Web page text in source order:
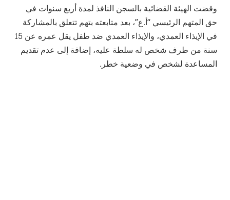
وقضت الهيئة القضائية بالسجن النافذ لمدة أربع سنوات في
حق المتهم الرئيسي “أ.ع”، بعد متابعته بتهم تتعلق بالمشاركة
في الإيذاء العمدي، والإيذاء العمدي ضد طفل يقل عمره عن 15
سنة من طرف شخص له سلطة عليه، إضافة إلى عدم تقديم
المساعدة لشخص في وضعية خطر.